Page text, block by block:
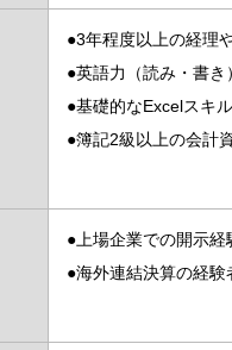
●3年程度以上の経理
●英語力（読み・書き）
●基礎的なExcelスキル
●簿記2級以上の会計
●上場企業での開示経
●海外連結決算の経験